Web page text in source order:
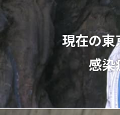
現在の東
感染